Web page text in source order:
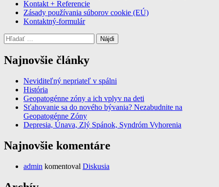
Kontakt + Referencie
Zásady používania súborov cookie (EÚ)
Kontaktný-formulár
Hľadať:
Najnovšie články
Neviditeľný nepriateľ v spálni
História
Geopatogénne zóny a ich vplyv na deti
Sťahovanie sa do nového bývania? Nezabudnite na
Geopatogénne Zóny
Depresia, Únava, Zlý Spánok, Syndróm Vyhorenia
Najnovšie komentáre
admin komentoval Diskusia